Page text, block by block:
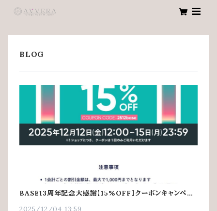
BASE13周年記念大感謝【15%OFF】クーポンキャンペー
2025/12/04 13:59